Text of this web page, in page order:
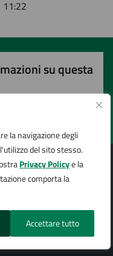
la navigazione degli
del sito stesso.
Privacy Policye la
comporta la
Accettare tutto
su questa